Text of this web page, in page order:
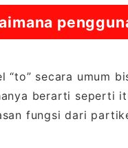
“to” secara umum
berarti seperti
fungsi dari